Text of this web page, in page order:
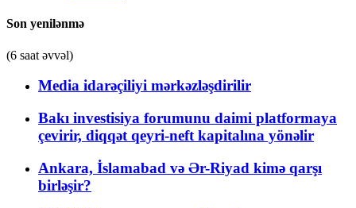
Son yenilənmə
(6 saat əvvəl)
Media idarəçiliyi mərkəzləşdirilir
Bakı investisiya forumunu daimi platformaya
çevirir, diqqət qeyri-neft kapitalına yönəlir
Ankara, İslamabad və Ər-Riyad kimə qarşı
birləşir?